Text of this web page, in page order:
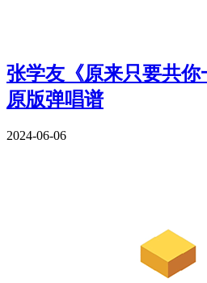
张学友《原来只要共你
原版弹唱谱
2024-06-06